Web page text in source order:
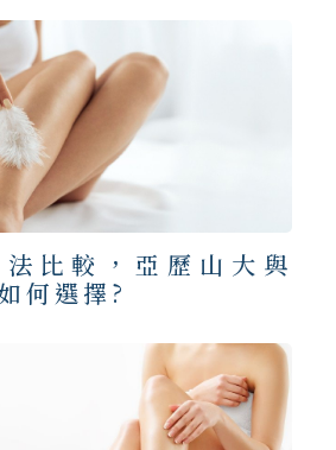
比較，亞歷山大與
何選擇?